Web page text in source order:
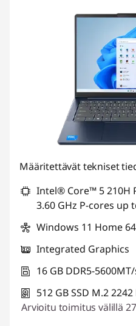
Määritettävät tekniset
Intel® Core™ 5 210H
3.60 GHz P-cores up
Windows 11 Home 64
Integrated Graphics
16 GB DDR5-
512 GB SSD M.2
Arvioitu toimitus välillä